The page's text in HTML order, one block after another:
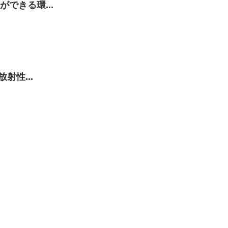
できる環...
射性...